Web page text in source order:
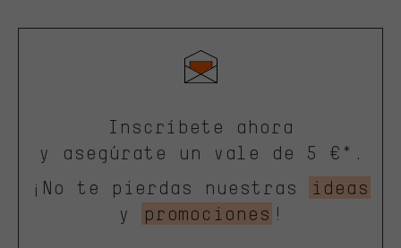
Inscríbete ahora
y asegúrate un vale de 5 €*.
¡No te pierdas nuestras
ideas
y
promociones !